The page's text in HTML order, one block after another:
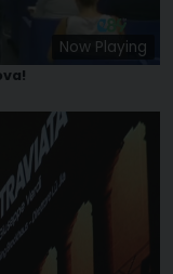
Now Playing